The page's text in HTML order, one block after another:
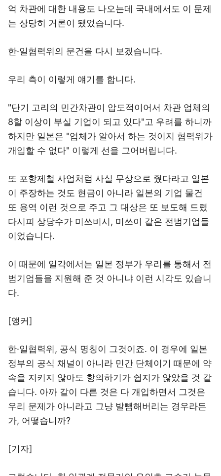
억 차관에 대한 내용도 나오는데 국내에서도 이 문제
는 상당히 거론이 됐었습니다.
한·일협력위의 문건을 다시 보겠습니다.
우리 측이 이렇게 얘기를 합니다.
"단기 고리의 민간차관이 압도적이어서 차관 업체의
8할 이상이 부실 기업이 되고 있다"고 우려를 하니까
하지만 일본은 "업체가 알아서 하는 것이지 협력위가
개입할 수 없다" 이렇게 선을 그어버립니다.
또 포항제철 사업처럼 사실 무상으로 줬다라고 일본
이 주장하는 것도 현금이 아니라 일본의 기업 물건
또 용역 이런 것으로 주고 그 대상은 또 보도해 드렸
다시피 상당수가 미쓰비시, 미쓰이 같은 전범기업들
이었습니다.
이 때문에 일각에서는 일본 정부가 우리를 통해서 전
범기업들을 지원해 준 것 아니냐 이런 시각도 있습니
다.
[앵커]
한·일협력위, 공식 명칭이 그것이죠. 이 경우에 일본
정부의 공식 채널이 아니라 민간 단체이기 때문에 약
속을 지키지 않아도 항의하기가 쉽지가 않았을 것 같
습니다. 아까 같이 다른 것은 다 개입하면서 그것은
우리 문제가 아니라고 그냥 발뺌해버리는 경우라든
가, 어떻습니까?
[기자]